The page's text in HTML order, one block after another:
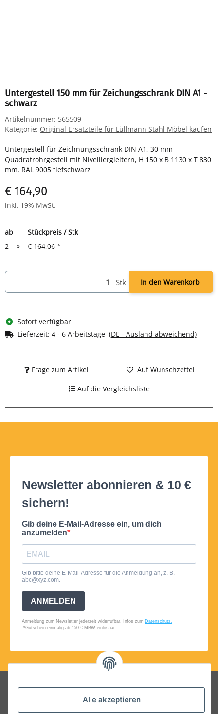
Alle akzeptieren
Untergestell 150 mm für Zeichungsschrank DIN A1 -
schwarz
Artikelnummer: 565509
Kategorie: Original Ersatzteile für Lüllmann Stahl Möbel kaufen
Untergestell für Zeichnungsschrank DIN A1, 30 mm
Quadratrohrgestell mit Nivelliergleitern, H 150 x B 1130 x T 830
mm, RAL 9005 tiefschwarz
€ 164,90
inkl. 19% MwSt.
ab
Stückpreis / Stk
2
» € 164,06 *
Stk In den Warenkorb
Sofort verfügbar
Lieferzeit: 4 - 6 Arbeitstage (DE - Ausland abweichend)
Frage zum Artikel Auf Wunschzettel
Auf die Vergleichsliste
Folgt uns auf Social Media